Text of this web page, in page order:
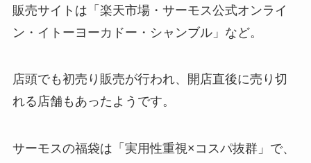
販売サイトは「楽天市場・サーモス公式オンライ
ン・イトーヨーカドー・シャンブル」など。
店頭でも初売り販売が行われ、開店直後に売り切
れる店舗もあったようです。
サーモスの福袋は「実用性重視×コスパ抜群」で、